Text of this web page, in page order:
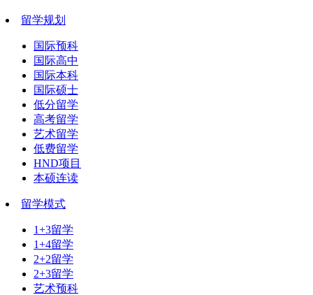
留学规划
国际预科
国际高中
国际本科
国际硕士
低分留学
高考留学
艺术留学
低费留学
HND项目
本硕连读
留学模式
1+3留学
1+4留学
2+2留学
2+3留学
艺术预科